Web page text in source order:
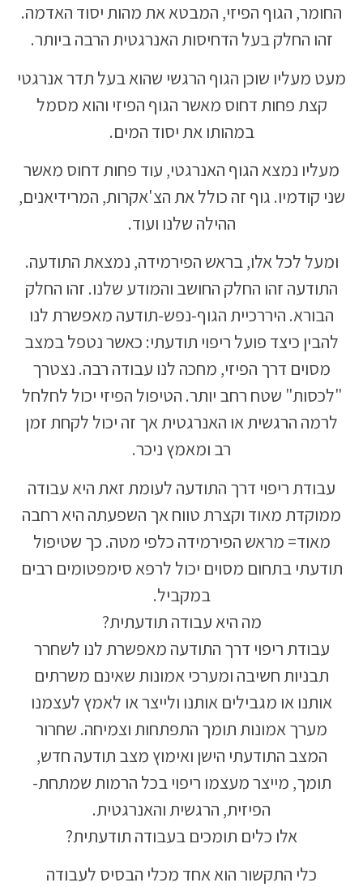
החומר, הגוף הפיזי, המבטא את מהות יסוד האדמה.
זהו החלק בעל הדחיסות האנרגטית הרבה ביותר.
מעט מעליו שוכן הגוף הרגשי שהוא בעל תדר אנרגטי
קצת פחות דחוס מאשר הגוף הפיזי והוא מסמל
במהותו את יסוד המים.
מעליו נמצא הגוף האנרגטי, עוד פחות דחוס מאשר
שני קודמיו. גוף זה כולל את הצ'אקרות, המרידיאנים,
ההילה שלנו ועוד.
ומעל לכל אלו, בראש הפירמידה, נמצאת התודעה.
התודעה זהו החלק החושב והמודע שלנו. זהו החלק
הבורא. היררכיית הגוף-נפש-תודעה מאפשרת לנו
להבין כיצד פועל ריפוי תודעתי: כאשר נטפל במצב
מסוים דרך הפיזי, מחכה לנו עבודה רבה. נצטרך
"לכסות" שטח רחב יותר. הטיפול הפיזי יכול לחלחל
לרמה הרגשית או האנרגטית אך זה יכול לקחת זמן
רב ומאמץ ניכר.
עבודת ריפוי דרך התודעה לעומת זאת היא עבודה
ממוקדת מאוד וקצרת טווח אך השפעתה היא רחבה
מאוד= מראש הפירמידה כלפי מטה. כך שטיפול
תודעתי בתחום מסוים יכול לרפא סימפטומים רבים
במקביל.
מה היא עבודה תודעתית?
עבודת ריפוי דרך התודעה מאפשרת לנו לשחרר
תבניות חשיבה ומערכי אמונות שאינם משרתים
אותנו או מגבילים אותנו ולייצר או לאמץ לעצמנו
מערך אמונות תומך התפתחות וצמיחה. שחרור
המצב התודעתי הישן ואימוץ מצב תודעה חדש,
תומך, מייצר מעצמו ריפוי בכל הרמות שמתחת-
הפיזית, הרגשית והאנרגטית.
אלו כלים תומכים בעבודה תודעתית?
כלי התקשור הוא אחד מכלי הבסיס לעבודה